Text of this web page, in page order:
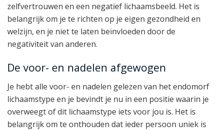
zelfvertrouwen en een negatief lichaamsbeeld. Het is
belangrijk om je te richten op je eigen gezondheid en
welzijn, en je niet te laten beïnvloeden door de
negativiteit van anderen.
De voor- en nadelen afgewogen
Je hebt alle voor- en nadelen gelezen van het endomorf
lichaamstype en je bevindt je nu in een positie waarin je
overweegt of dit lichaamstype iets voor jou is. Het is
belangrijk om te onthouden dat ieder persoon uniek is